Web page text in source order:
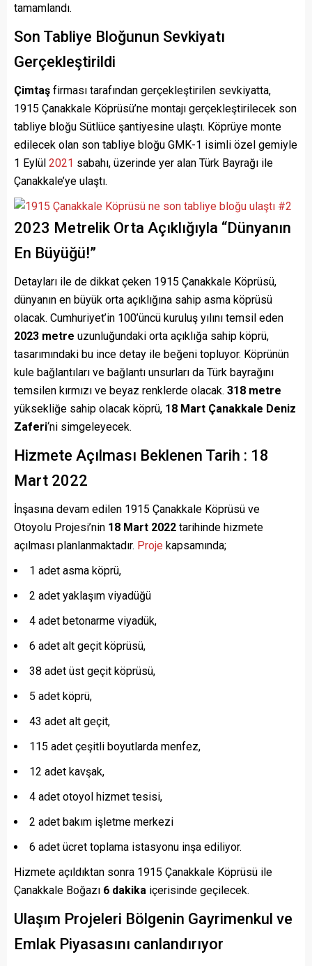
tamamlandı.
Son Tabliye Bloğunun Sevkiyatı
Gerçekleştirildi
Çimtaş firması tarafından gerçekleştirilen sevkiyatta,
1915 Çanakkale Köprüsü’ne montajı gerçekleştirilecek son
tabliye bloğu Sütlüce şantiyesine ulaştı. Köprüye monte
edilecek olan son tabliye bloğu GMK-1 isimli özel gemiyle
1 Eylül 2021 sabahı, üzerinde yer alan Türk Bayrağı ile
Çanakkale’ye ulaştı.
2023 Metrelik Orta Açıklığıyla “Dünyanın
En Büyüğü!”
Detayları ile de dikkat çeken 1915 Çanakkale Köprüsü,
dünyanın en büyük orta açıklığına sahip asma köprüsü
olacak. Cumhuriyet’in 100’üncü kuruluş yılını temsil eden
2023 metre uzunluğundaki orta açıklığa sahip köprü,
tasarımındaki bu ince detay ile beğeni topluyor. Köprünün
kule bağlantıları ve bağlantı unsurları da Türk bayrağını
temsilen kırmızı ve beyaz renklerde olacak. 318 metre
yüksekliğe sahip olacak köprü, 18 Mart Çanakkale Deniz
Zaferi‘ni simgeleyecek.
Hizmete Açılması Beklenen Tarih : 18
Mart 2022
İnşasına devam edilen 1915 Çanakkale Köprüsü ve
Otoyolu Projesi’nin 18 Mart 2022 tarihinde hizmete
açılması planlanmaktadır. Proje kapsamında;
1 adet asma köprü,
2 adet yaklaşım viyadüğü
4 adet betonarme viyadük,
6 adet alt geçit köprüsü,
38 adet üst geçit köprüsü,
5 adet köprü,
43 adet alt geçit,
115 adet çeşitli boyutlarda menfez,
12 adet kavşak,
4 adet otoyol hizmet tesisi,
2 adet bakım işletme merkezi
6 adet ücret toplama istasyonu inşa ediliyor.
Hizmete açıldıktan sonra 1915 Çanakkale Köprüsü ile
Çanakkale Boğazı 6 dakika içerisinde geçilecek.
Ulaşım Projeleri Bölgenin Gayrimenkul ve
Emlak Piyasasını canlandırıyor